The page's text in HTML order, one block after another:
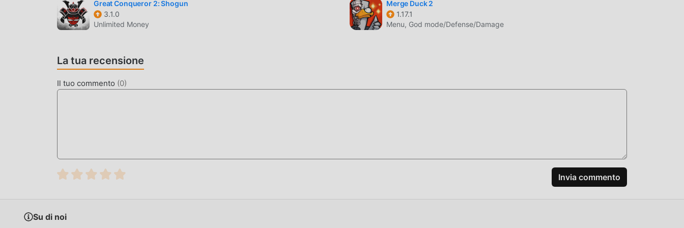
di alta qualità rendono Badland Brawl attratto molti fan di strategy e confrontato ai tradizionali giochi strategy,
Badland Brawl 3.1.4.1 ha adottato un motore virtuale aggiornato e apportato aggiornamenti audaci. Con una
tecnologia più avanzata, l'esperienza sullo schermo del gioco è stata notevolmente migliorata. Pur mantenendo lo
godersi appieno la felicità portato da Badland Brawl 3.1.4.1
MOD. UNICA
possono aiutarti facilmente a omettere questo processo, aiutandoti così a concentrarti sul goderti la gioia del gioco
stesso
Basta fare clic sul pulsante di download per installare l'APP moddroid, puoi scaricare direttamente la versione mod
Great Conqueror 2: Shogun
3.1.0
Unlimited Money
Merge Duck 2
1.17.1
Menu, God mode/Defense/Damage
La tua recensione
Il tuo commento (0)
Invia commento
Su di noi